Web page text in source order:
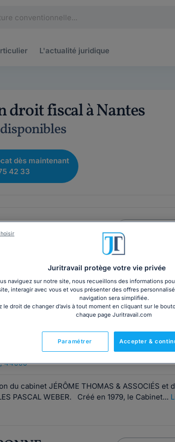
L'actualité juridique
droit fiscal à Nantes
dès maintenant
42 33
DEROSNE
FONTE, cabinet d’affaires impliqué au quotidien
aux besoins juridiques de ses...Lire la suite
44000
Contacter ce
du cabinet JÉRÔME THOMAS & ASSOCIÉS et
PASCAL WEBER. Créé en 1979, le Cabinet...
Juritravail protège votre vie privée
naviguez sur notre site, nous recueillons des informations
interagir avec vous et vous présenter des offres
navigation sera simplifiée.
le droit de changer d’avis à tout moment en cliquant sur le
chaque page Juritravail.com
Accepter &
Paramétrer